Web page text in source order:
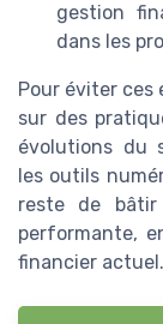
gestion
dans les
Pour éviter ces
sur des
évolutions du
les outils
reste de
performante,
financier actuel.